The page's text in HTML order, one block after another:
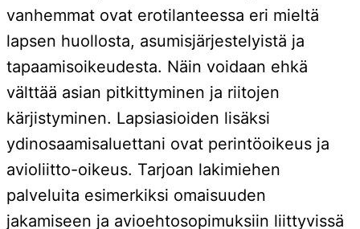
vanhemmat ovat erotilanteessa eri mieltä
lapsen huollosta, asumisjärjestelyistä ja
tapaamisoikeudesta. Näin voidaan ehkä
välttää asian pitkittyminen ja riitojen
kärjistyminen. Lapsiasioiden lisäksi
ydinosaamisaluettani ovat perintöoikeus ja
avioliitto-oikeus. Tarjoan lakimiehen
palveluita esimerkiksi omaisuuden
jakamiseen ja avioehtosopimuksiin liittyvissä